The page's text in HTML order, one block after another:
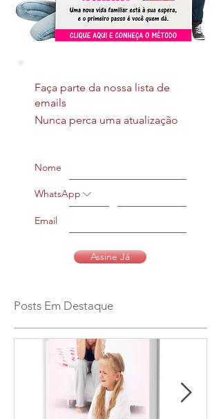
Faça parte da nossa lista de
emails
Nunca perca uma atualização
Nome
WhatsApp
Email
Assine Já
Posts Em Destaque